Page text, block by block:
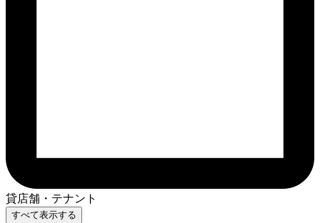
貸店舗・テナント
すべて表示する